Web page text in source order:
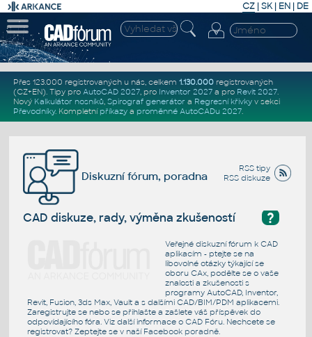
CZ | SK| EN | DE
Přes 123.000 registrovaných u nás, celkem 1.130.000registrovaných
(CZ+EN). Tipy pro AutoCAD 2027, pro Inventor 2027a pro Revit 2027.
Nový Kalkulátor nosníků, Spirograf generátor a Regresní křivkyv sekci
Převodníky. Kompletní příkazya proměnné AutoCADu 2027.
RSS tipy
RSS diskuze
Diskuzní fórum, poradna
?
CAD diskuze, rady, výměna zkušeností
Veřejné diskuzní fórum k CAD
aplikacím - ptejte se na
libovolné otázky týkající se
oboru CAx, podělte se o vaše
znalosti a zkušenosti s
programy AutoCAD, Inventor,
Revit, Fusion, 3ds Max, Vault a s dalšími CAD/BIM/PDM aplikacemi.
Zaregistrujte se nebo se přihlašte a zašlete váš příspěvek do
odpovídajícího fóra. Viz další informace o CAD Fóru. Nechcete se
registrovat? Zeptejte se v naší Facebook poradně.